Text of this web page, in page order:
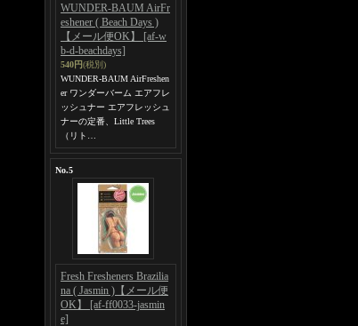
WUNDER-BAUM AirFr
eshener ( Beach Days )
【メール便OK】 [af-w
b-d-beachdays]
540円(税別)
WUNDER-BAUM AirFreshen
er ワンダーバーム エアフレ
ッシュナー エアフレッシュ
ナーの定番、Little Trees
（リト…
No.5
Fresh Fresheners Brazilia
na ( Jasmin )【メール便
OK】 [af-ff0033-jasmin
e]